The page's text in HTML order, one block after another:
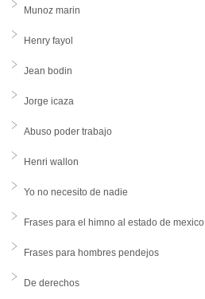
Munoz marin
Henry fayol
Jean bodin
Jorge icaza
Abuso poder trabajo
Henri wallon
Yo no necesito de nadie
Frases para el himno al estado de mexico
Frases para hombres pendejos
De derechos